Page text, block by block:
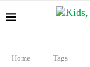
Home Tags